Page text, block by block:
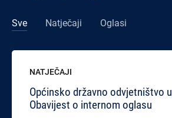
Sve Natječaji Oglasi
NATJEČAJI
Općinsko državno odvjetništvo
Obavijest o internom oglasu